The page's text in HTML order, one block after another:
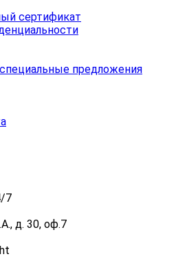
сертификат
предложения
7
д. 30, оф.7